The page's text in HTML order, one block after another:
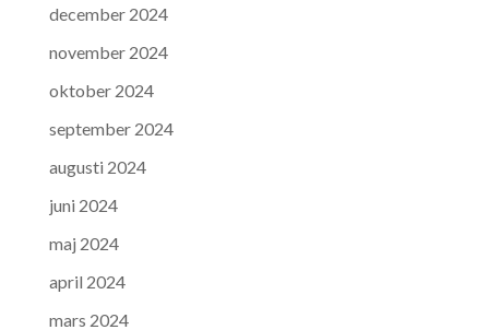
december 2024
november 2024
oktober 2024
september 2024
augusti 2024
juni 2024
maj 2024
april 2024
mars 2024